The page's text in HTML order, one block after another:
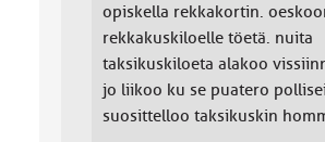
opiskella rekkakortin.
rekkakuskiloelle töetä. nuita
taksikuskiloeta alakoo
jo liikoo ku se puatero
suosittelloo taksikuskin